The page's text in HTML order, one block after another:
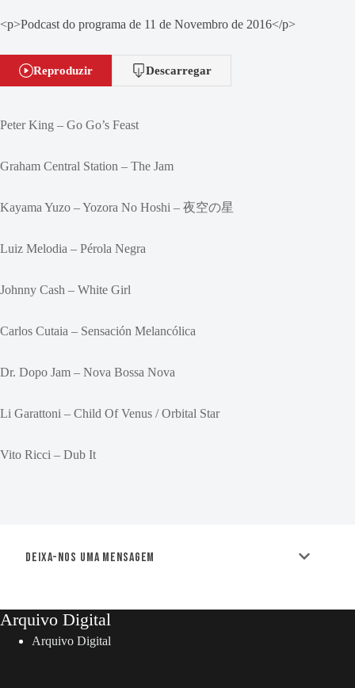
<p>Podcast do programa de 11 de Novembro de 2016</p>
Reproduzir Descarregar
Peter King – Go Go’s Feast
Graham Central Station – The Jam
Kayama Yuzo – Yozora No Hoshi – 夜空の星
Luiz Melodia – Pérola Negra
Johnny Cash – White Girl
Carlos Cutaia – Sensación Melancólica
Dr. Dopo Jam – Nova Bossa Nova
Li Garattoni – Child Of Venus / Orbital Star
Vito Ricci – Dub It
Deixa-nos uma mensagem
Arquivo Digital
Arquivo Digital